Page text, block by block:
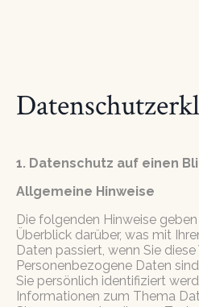
1. Datenschutz auf einen
Allgemeine Hinweise
Die folgenden Hinweise
Überblick darüber, was mit
Daten passiert, wenn Sie
Personenbezogene Daten
Sie persönlich identifiziert
Informationen zum Thema